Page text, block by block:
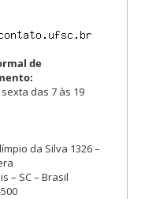
de
das 7 às 19
da Silva 1326 –
– SC – Brasil